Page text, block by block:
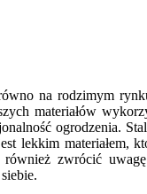
na rodzimym
materiałów
ogrodzenia.
lekkim
również zwrócić